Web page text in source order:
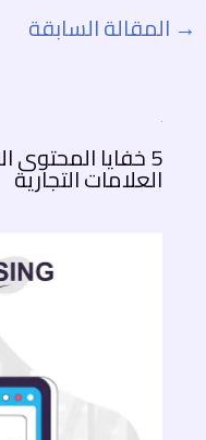
→ المقالة السابقة
5 خفايا المحتوى
العلامات التجارية